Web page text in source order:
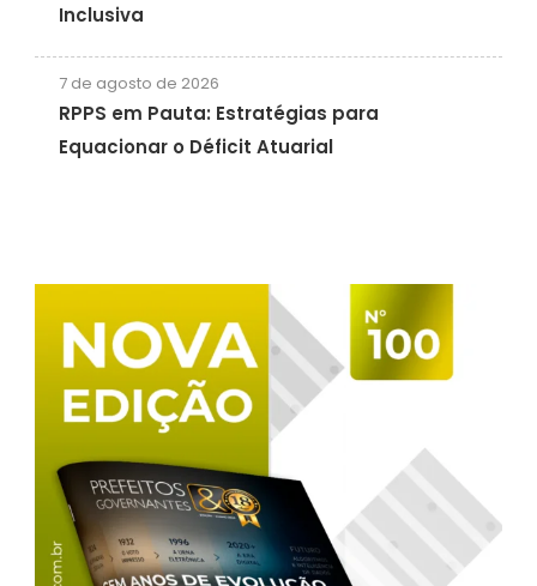
Inclusiva
7 de agosto de 2026
RPPS em Pauta: Estratégias para
Equacionar o Déficit Atuarial